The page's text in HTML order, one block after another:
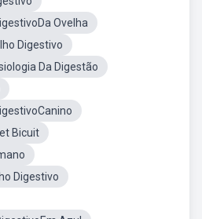
Ovelha
Digestivo
Da Digestão
Bicuit
Digestivo